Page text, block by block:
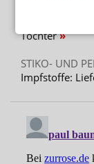
Tochter
STIKO- UND
Impfstoffe: